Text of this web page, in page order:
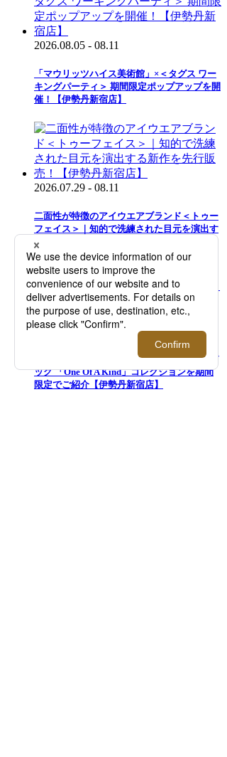
2026.08.05 - 08.11
「マウリッツハイス美術館」×＜タグス ワー
キングパーティ＞ 期間限定ポップアップを開
催！【伊勢丹新宿店】
2026.07.29 - 08.11
二面性が特徴のアイウエアブランド＜トゥー
フェイス＞｜知的で洗練された目元を演出す
る新作を先行販売！【伊勢丹新宿店】
2026.08.05 - 08.18
＜モロー・パリ＞｜マーカージュペイントバ
ッグ 「One Of A Kind」コレクションを期間
限定でご紹介【伊勢丹新宿店】